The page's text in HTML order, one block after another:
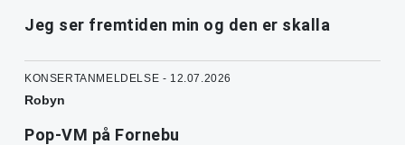
Jeg ser fremtiden min og den er skalla
KONSERTANMELDELSE - 12.07.2026
Robyn
Pop-VM på Fornebu